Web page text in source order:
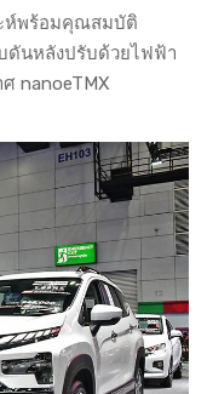
ะห์พร้อมคุณสมบัติ
บดันหลังปรับด้วยไฟฟ้า
nanoeTMX